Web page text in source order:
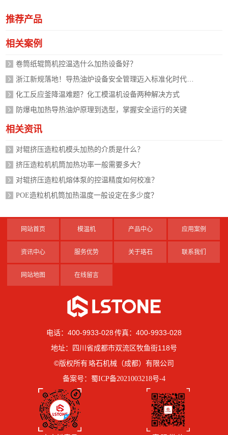
推荐产品
相关案例
卷筒纸辊筒机控温选什么加热设备好？
浙江新规落地！导热油炉设备安全管理迈入标准化时代，企业如何应对？
化工反应釜降温难题？化工模温机设备两种解决方式
防爆电加热导热油炉原理到选型，掌握安全运行的关键
相关资讯
对辊挤压造粒机模头加热的介质是什么？
挤压造粒机机筒加热功率一般需要多大？
对辊挤压造粒机熔体泵的控温精度如何校准？
POE造粒机机筒加热温度一般设定在多少度？
网站首页 模温机 产品中心 应用案例
资讯中心 服务优势 关于珞石 联系我们
网站地图 在线留言
电话：400-9933-028 传真：400-9933-028
地址：四川省成都市双流区牧鱼街118号
©版权所有 珞石机械（成都）有限公司
备案号： 蜀ICP备2021003218号-4